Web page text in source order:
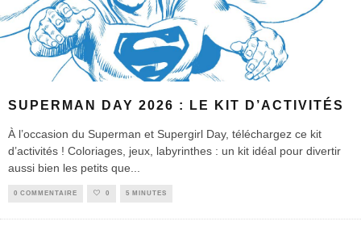
SUPERMAN DAY 2026 : LE KIT D’ACTIVITÉS
À l’occasion du Superman et Supergirl Day, téléchargez ce kit
d’activités ! Coloriages, jeux, labyrinthes : un kit idéal pour divertir
aussi bien les petits que
0 COMMENTAIRE 0 5 MINUTES